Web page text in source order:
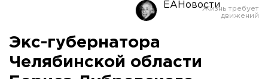
ЕАНовости
Экс-губернатора
Челябинской области